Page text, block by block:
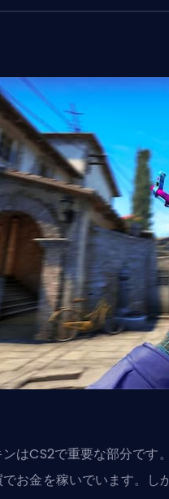
はCS2で重要な部分です
お金を稼いでいます。し